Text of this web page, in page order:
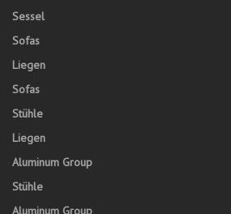
Sessel
Sofas
Liegen
Sofas
Stühle
Liegen
Aluminum Group
Stühle
Aluminum Group